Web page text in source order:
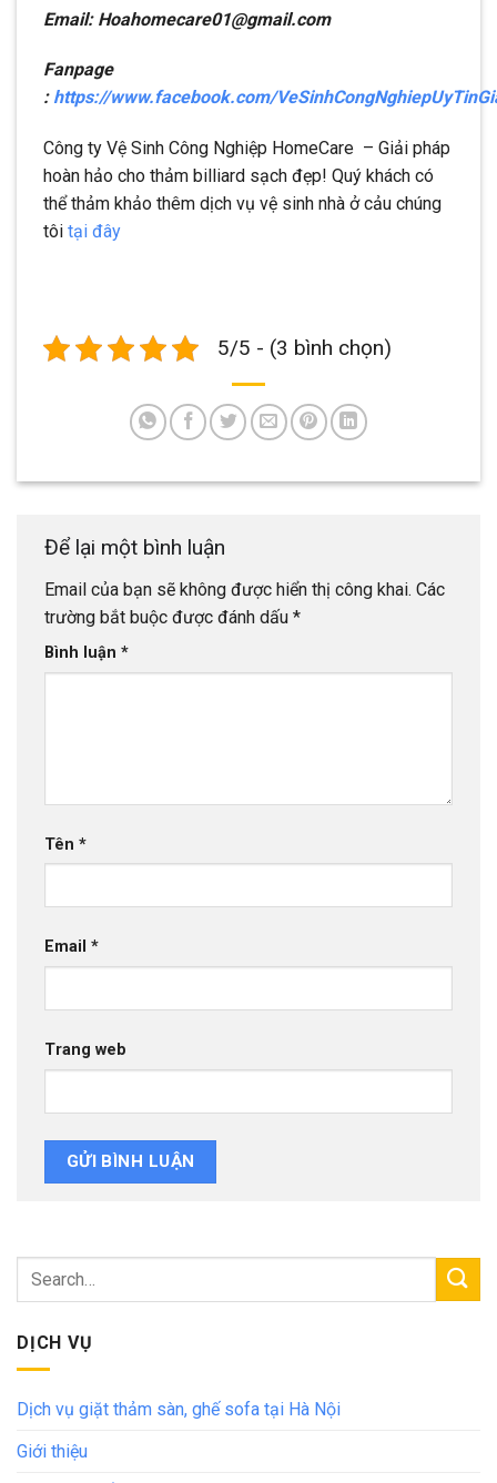
Email: Hoahomecare01@gmail.com
Fanpage
:https://www.facebook.com/
Công ty Vệ Sinh Công Nghiệp HomeCare – Giải pháp
hoàn hảo cho thảm billiard sạch đẹp! Quý khách có
thể thảm khảo thêm dịch vụ vệ sinh nhà ở cảu chúng
tôi tại đây
5/5 - (3 bình chọn)
Để lại một bình luận
Email của bạn sẽ không được hiển thị công khai. Các
trường bắt buộc được đánh dấu *
Bình luận *
Tên *
Email *
Trang web
DỊCH VỤ
Dịch vụ giặt thảm sàn, ghế sofa tại Hà Nội
Giới thiệu